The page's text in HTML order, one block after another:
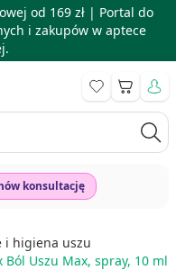
od 169 zł | Portal do
i zakupów w aptece
Koszyk
konsultację
i higiena uszu
Ból Uszu Max, spray, 10 ml